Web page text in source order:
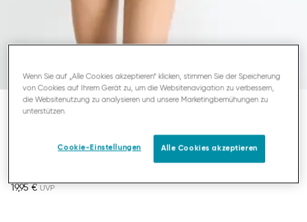
UNTERHEMD MIT SPAGHETTITRÄGERN
19,95 €
Wenn Sie auf „Alle Cookies akzeptieren“ klicken, stimmen Sie der Speicherung
von Cookies auf Ihrem Gerät zu, um die Websitenavigation zu verbessern,
die Websitenutzung zu analysieren und unsere Marketingbemühungen zu
unterstützen.
Cookie-Einstellungen Alle Cookies akzeptieren